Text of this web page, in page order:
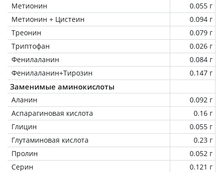
Метионин
0.055 г
Метионин + Цистеин
0.094 г
Треонин
0.079 г
Триптофан
0.026 г
Фенилаланин
0.084 г
Фенилаланин+Тирозин
0.147 г
Заменимые аминокислоты
Аланин
0.092 г
Аспарагиновая кислота
0.16 г
Глицин
0.055 г
Глутаминовая кислота
0.23 г
Пролин
0.052 г
Серин
0.121 г